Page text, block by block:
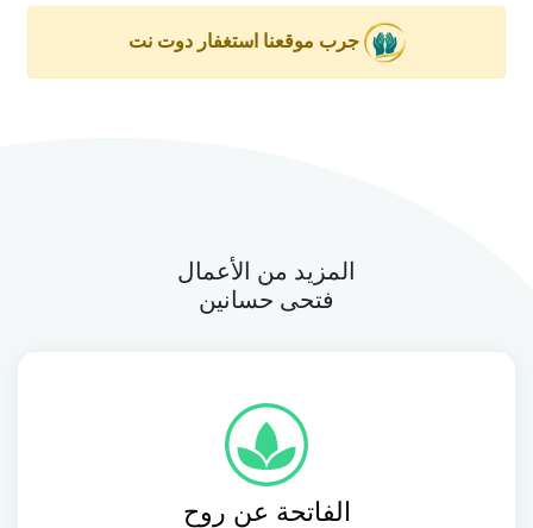
جرب موقعنا استغفار دوت نت
المزيد من الأعمال
فتحى حسانين
الفاتحة عن روح